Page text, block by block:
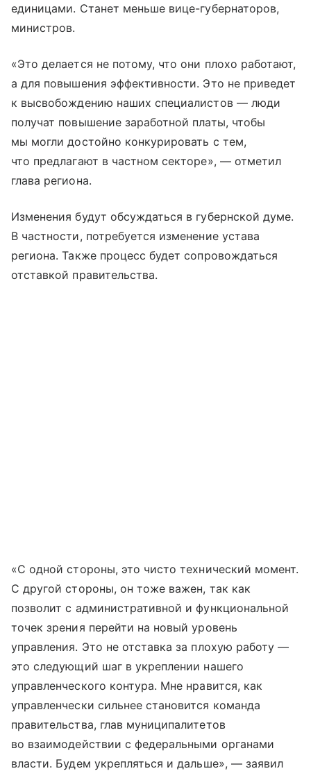
единицами. Станет меньше вице-губернаторов,
министров.
«Это делается не потому, что они плохо работают,
а для повышения эффективности. Это не приведет
к высвобождению наших специалистов — люди
получат повышение заработной платы, чтобы
мы могли достойно конкурировать с тем,
что предлагают в частном секторе», — отметил
глава региона.
Изменения будут обсуждаться в губернской думе.
В частности, потребуется изменение устава
региона. Также процесс будет сопровождаться
отставкой правительства.
«С одной стороны, это чисто технический момент.
С другой стороны, он тоже важен, так как
позволит с административной и функциональной
точек зрения перейти на новый уровень
управления. Это не отставка за плохую работу —
это следующий шаг в укреплении нашего
управленческого контура. Мне нравится, как
управленчески сильнее становится команда
правительства, глав муниципалитетов
во взаимодействии с федеральными органами
власти. Будем укрепляться и дальше», — заявил